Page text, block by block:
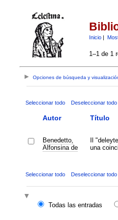
Inicio|
1–1 de 1
Opciones de búsqueda y
Seleccionar todo Deseleccionar todo
Autor Título
Benedetto,
Alfonsina de
Il
una
Seleccionar todo Deseleccionar todo
Todas las entradas